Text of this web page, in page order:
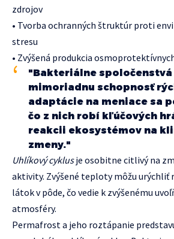
zdrojov
• Tvorba ochranných štruktúr proti
stresu
• Zvýšená produkcia
"Bakteriálne spoločenstvá
mimoriadnu schopnosť
adaptácie na meniace sa
čo z nich robí kľúčových
reakcii ekosystémov na
zmeny."
Uhlíkový cyklusje osobitne citlivý na
aktivity. Zvýšené teploty môžu urýchliť
látok v pôde, čo vedie k zvýšenému
atmosféry.
Permafrost a jeho roztápanie